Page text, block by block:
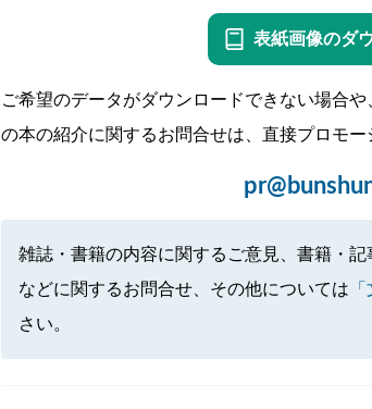
表紙画像のダ
ご希望のデータがダウンロードできない場合
の本の紹介に関するお問合せは、直接プロモー
雑誌・書籍の内容に関するご意見、書籍・
などに関するお問合せ、その他については
さい。